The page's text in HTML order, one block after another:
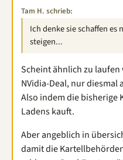
Tam H. schrieb:
Ich denke sie schaffen es
steigen...
Scheint ähnlich zu
NVidia-Deal, nur diesmal
Also indem die bisherige
Ladens kauft.
Aber angeblich in
damit die